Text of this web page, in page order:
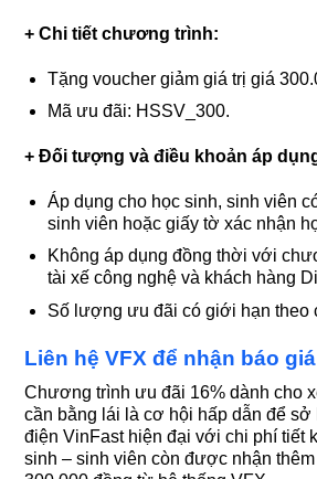
+ Chi tiết chương trình:
Tặng voucher giảm giá trị giá
Mã ưu đãi: HSSV_300.
+ Đối tượng và điều khoản áp
Áp dụng cho học sinh, sinh viên
sinh viên hoặc giấy tờ xác nhận
Không áp dụng đồng thời với
tài xế công nghệ và khách hàng
Số lượng ưu đãi có giới hạn theo
Liên hệ VFX để nhận báo
Chương trình ưu đãi 16% dành cho
cần bằng lái là cơ hội hấp dẫn để sở
điện VinFast hiện đại với chi phí tiết
sinh – sinh viên còn được nhận